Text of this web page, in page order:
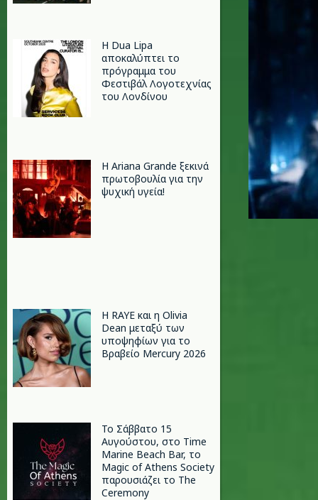
Η Dua Lipa
αποκαλύπτει το
πρόγραμμα του
Φεστιβάλ Λογοτεχνίας
του Λονδίνου
Η Ariana Grande ξεκινά
πρωτοβουλία για την
ψυχική υγεία!
Η RAYE και η Olivia
Dean μεταξύ των
υποψηφίων για το
Βραβείο Mercury 2026
Το Σάββατο 15
Αυγούστου, στο Time
Marine Beach Bar, το
Magic of Athens Society
παρουσιάζει το The
Ceremony